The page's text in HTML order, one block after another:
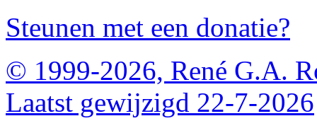
Steunen met een donatie?
© 1999-2026, René G.A.
Laatst gewijzigd 22-7-2026